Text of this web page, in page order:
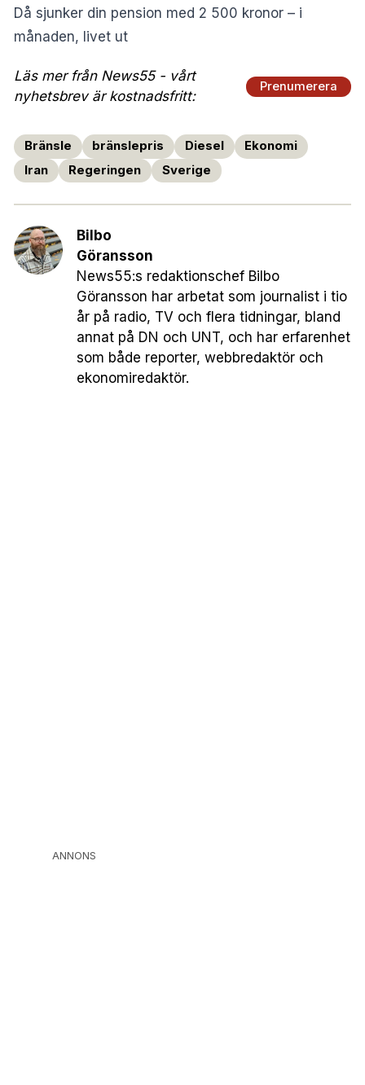
Då sjunker din pension med 2 500 kronor – i
månaden, livet ut
Läs mer från News55 - vårt
nyhetsbrev är kostnadsfritt:
Prenumerera
Bränsle bränslepris Diesel
Ekonomi
Iran
Regeringen Sverige
Bilbo
Göransson
News55:s redaktionschef Bilbo
Göransson har arbetat som journalist i tio
år på radio, TV och flera tidningar, bland
annat på DN och UNT, och har erfarenhet
som både reporter, webbredaktör och
ekonomiredaktör.
ANNONS